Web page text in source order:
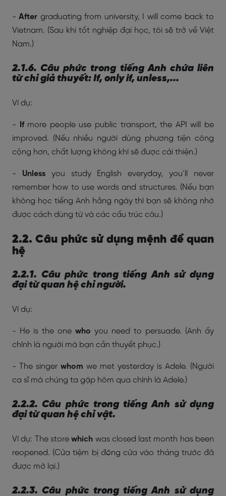
-After graduating from university, I will come back to
Vietnam. (Sau khi tốt nghiệp đại học, tôi sẽ trở về Việt
Nam.)
2.1.6. Câu phức trong tiếng Anh chứa liên
từ chỉ giả thuyết: If, only if, unless,...
Ví dụ:
- Ifmore people use public transport, the API will be
improved. (Nếu nhiều người dùng phương tiện công
cộng hơn, chất lượng không khí sẽ được cải thiện.)
- Unlessyou study English everyday, you’ll never
remember how to use words and structures. (Nếu bạn
không học tiếng Anh hằng ngày thì bạn sẽ không nhớ
được cách dùng từ và các cấu trúc câu.)
2.2. Câu phức sử dụng mệnh đề quan
hệ
2.2.1. Câu phức trong tiếng Anh sử dụng
đại từ quan hệ chỉ người.
Ví dụ:
- He is the one who you need to persuade. (Anh ấy
chính là người mà bạn cần thuyết phục.)
- The singer whom we met yesterday is Adele. (Người
ca sĩ mà chúng ta gặp hôm qua chính là Adele.)
2.2.2. Câu phức trong tiếng Anh sử dụng
đại từ quan hệ chỉ vật.
Ví dụ: The storewhich was closed last month has been
reopened. (Cửa tiệm bị đóng cửa vào tháng trước đã
được mở lại.)
2.2.3. Câu phức trong tiếng Anh sử dụng